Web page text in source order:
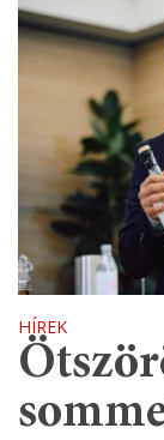
HÍREK